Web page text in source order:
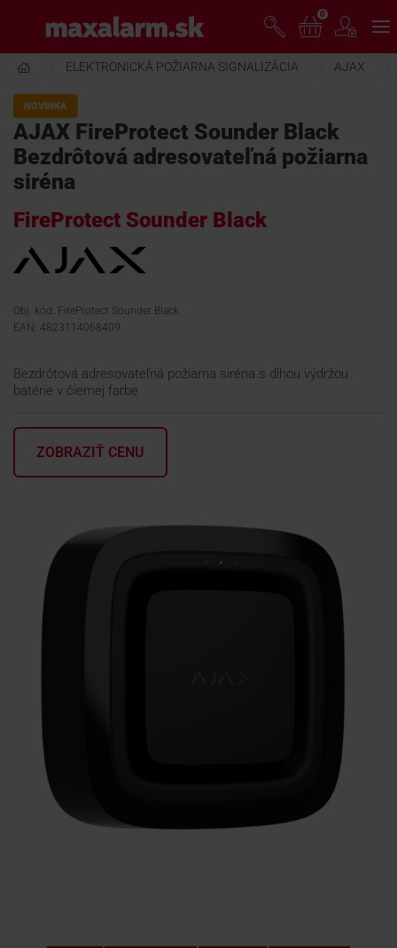
hlavnému
obsahu
www.maxalarm.sk
AKCIA MESIACA
SPOLOČNOSŤ
ŠKOLENIE
PODPORA
KONTAKTY
0
ELEKTRONICKÁ POŽIARNA SIGNALIZÁCIA AJAX
NOVINKA
AJAX FireProtect Sounder Black
Bezdrôtová adresovateľná požiarna
siréna
FireProtect Sounder Black
Obj. kód: FireProtect Sounder Black
EAN: 4823114068409
Bezdrôtová adresovateľná požiarna siréna s dlhou výdržou
batérie v čiernej farbe
ZOBRAZIŤ CENU